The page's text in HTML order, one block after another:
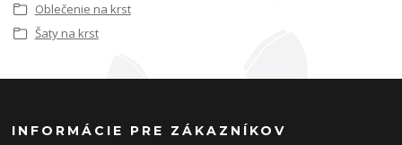
Oblečenie na krst
Šaty na krst
INFORMÁCIE PRE ZÁKAZNÍKOV